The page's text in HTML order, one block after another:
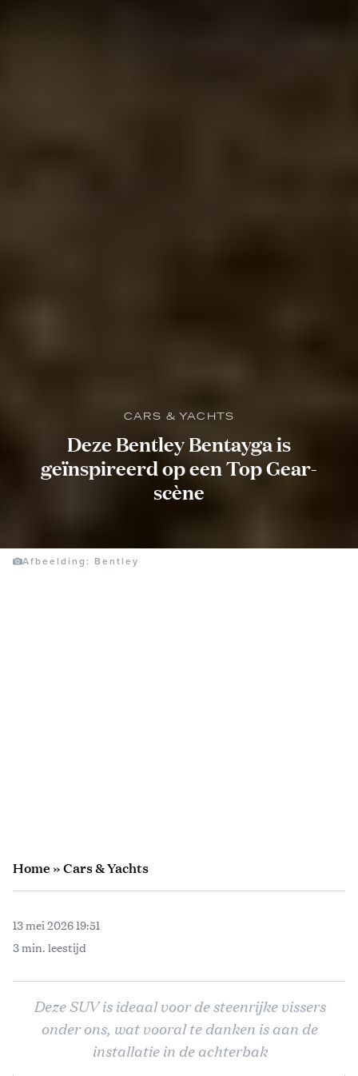
CARS & YACHTS
Deze Bentley Bentayga is
geïnspireerd op een Top Gear-
scène
Afbeelding: Bentley
Home»Cars & Yachts
13 mei 2026 19:51
3 min. leestijd
Deze SUV is ideaal voor de steenrijke vissers
onder ons, wat vooral te danken is aan de
installatie in de achterbak